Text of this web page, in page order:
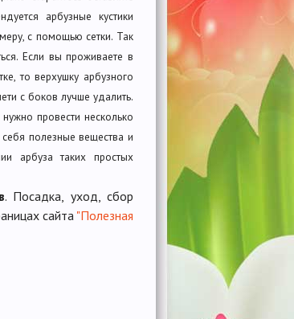
арбузные кустики
с помощью сетки. Так
Если вы проживаете в
то верхушку арбузного
с боков лучше удалить.
провести несколько
полезные вещества и
арбуза таких простых
. Посадка, уход, сбор
сайта "Полезная